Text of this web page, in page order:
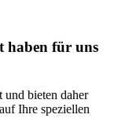
haben für uns
und bieten daher
Ihre speziellen